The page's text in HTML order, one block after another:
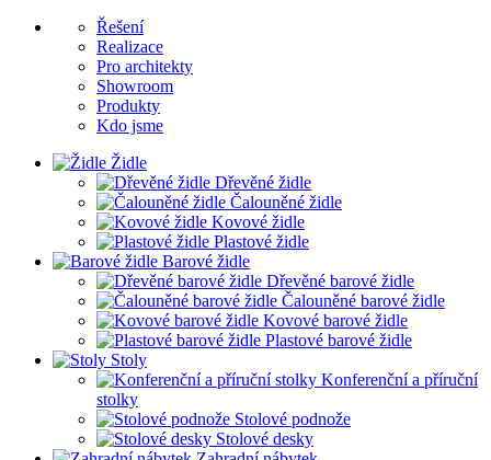
Řešení
Realizace
Pro architekty
Showroom
Produkty
Kdo jsme
Židle
Dřevěné židle
Čalouněné židle
Kovové židle
Plastové židle
Barové židle
Dřevěné barové židle
Čalouněné barové židle
Kovové barové židle
Plastové barové židle
Stoly
Konferenční a příruční
stolky
Stolové podnože
Stolové desky